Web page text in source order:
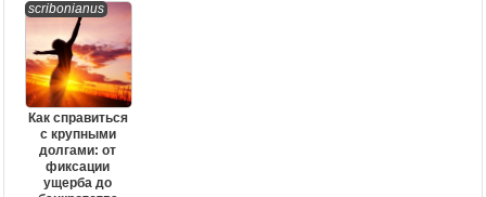
scribonianus
Как справиться
с крупными
долгами: от
фиксации
ущерба до